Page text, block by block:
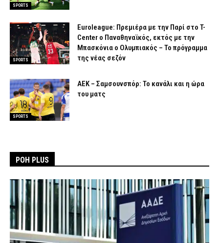
SPORTS
SPORTS
Euroleague: Πρεμιέρα με την Παρί στο T-
Center ο Παναθηναϊκός, εκτός με την
Μπασκόνια ο Ολυμπιακός – Το πρόγραμμα
της νέας σεζόν
SPORTS
ΑΕΚ – Σαμσουνσπόρ: Το κανάλι και η ώρα
του ματς
ΡΟΗ PLUS